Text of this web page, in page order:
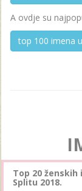
A ovdje su
top 100 imena
Top 20 ženskih
Splitu 2018.